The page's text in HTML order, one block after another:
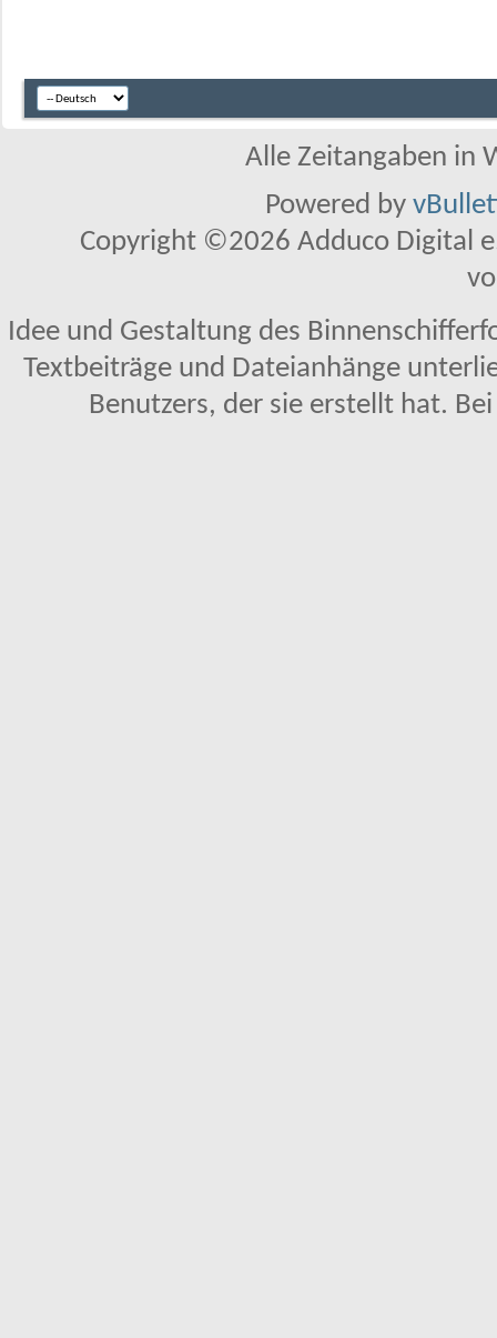
Alle Zeitangaben in
Powered by
Copyright ©2026 Adduco Digital
Idee und Gestaltung des
Textbeiträge und Dateianhänge
Benutzers, der sie erstellt hat.